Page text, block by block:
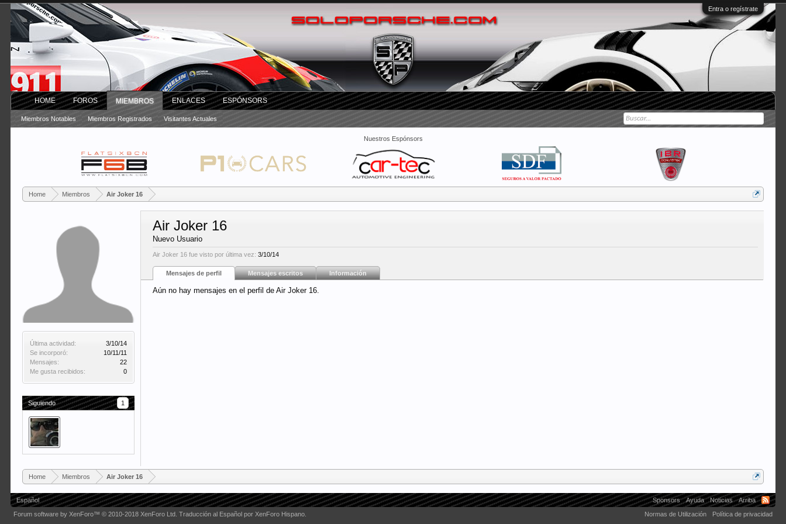
Entra o regístrate
Nuestros Espónsors
Home Miembros Air Joker 16
Última actividad:
3/10/14
Se incorporó:
10/11/11
Mensajes:
22
Me gusta recibidos:
0
Siguiendo 1
Air Joker 16
Nuevo Usuario
Air Joker 16 fue visto por última vez: 3/10/14
Mensajes de perfil Mensajes escritos Información
Aún no hay mensajes en el perfil de Air Joker 16.
Home Miembros Air Joker 16
HOME FOROS MIEMBROS
Miembros Notables Miembros Registrados Visitantes Actuales
ENLACES ESPÓNSORS
Español Sponsors Ayuda Noticias
Arriba
Normas de Utilización
Política de privacidad
Forum software by XenForo™© 2010-2018 XenForo Ltd. Traducción al Español por XenForo Hispano.